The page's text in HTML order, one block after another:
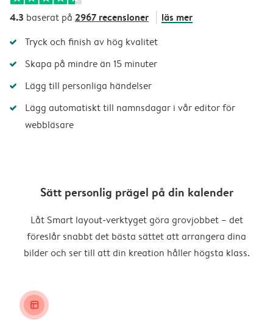
4.3 baserat på 2967 recensioner läs mer
Tryck och finish av hög kvalitet
Skapa på mindre än 15 minuter
Lägg till personliga händelser
Lägg automatiskt till namnsdagar i vår editor för
webbläsare
Sätt personlig prägel på din kalender
Låt Smart layout-verktyget göra grovjobbet – det
föreslår snabbt det bästa sättet att arrangera dina
bilder och ser till att din kreation håller högsta klass.
layout_alt